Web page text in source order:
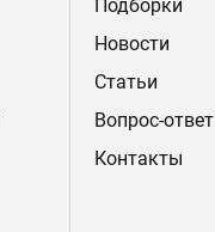
Подборки
Новости
Статьи
Вопрос-ответ
Контакты